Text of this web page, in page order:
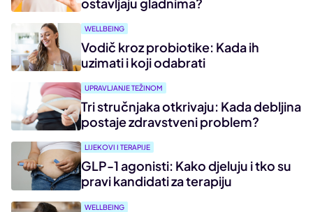
WELLBEING
Vodič kroz probiotike: Kada ih
uzimati i koji odabrati
UPRAVLJANJE TEŽINOM
Tri stručnjaka otkrivaju: Kada debljina
postaje zdravstveni problem?
LIJEKOVI I TERAPIJE
GLP-1 agonisti: Kako djeluju i tko su
pravi kandidati za terapiju
WELLBEING